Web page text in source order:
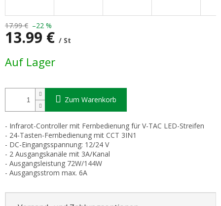
17.99 € –22 %
13.99 € / St
Auf Lager
Zum Warenkorb
- Infrarot-Controller mit Fernbedienung für V-TAC LED-Streifen
- 24-Tasten-Fernbedienung mit CCT 3IN1
- DC-Eingangsspannung: 12/24 V
- 2 Ausgangskanäle mit 3A/Kanal
- Ausgangsleistung 72W/144W
- Ausgangsstrom max. 6A